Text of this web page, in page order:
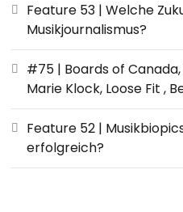
Feature 53 | Welche
Musikjournalismus?
#75 | Boards of
Marie Klock, Loose Fit ,
Feature 52 |
erfolgreich?